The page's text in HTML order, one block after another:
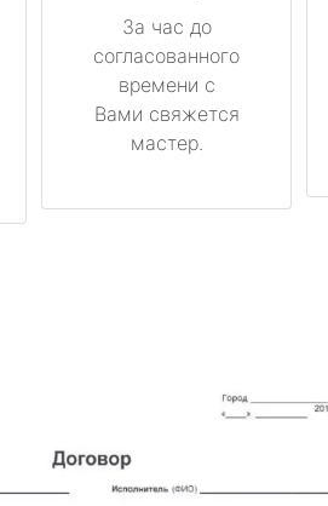
За час до
согласованного
времени с
Вами свяжется
мастер.